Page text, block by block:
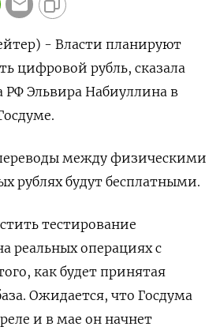
- Власти планируют
цифровой рубль, сказала
РФ Эльвира Набиуллина в
между физическими
рублях будут бесплатными.
тестирование
реальных операциях с
как будет принятая
Ожидается, что Госдума
и в мае он начнет